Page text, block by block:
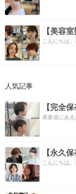
こんにちは
人気記事
表参道にある
こんにちは